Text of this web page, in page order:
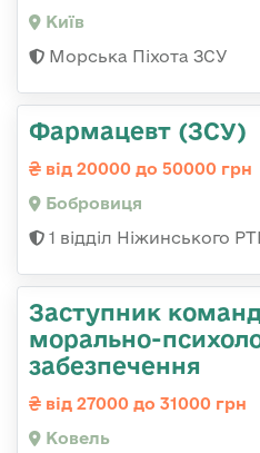
Київ
Морська Піхота ЗСУ
Фармацевт (ЗСУ)
від 20000 до 50000 грн
Бобровиця
1 відділ Ніжинського
Заступник
морально-
забезпечення
від 27000 до 31000 грн
Ковель